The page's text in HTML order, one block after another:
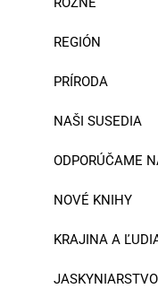
REGIÓN
PRÍRODA
NAŠI SUSEDIA
ODPORÚČAME
NOVÉ KNIHY
KRAJINA A
JASKYNIARSTVO